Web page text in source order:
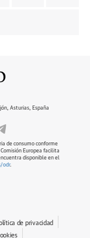
Asturias, España
de consumo conforme
Europea facilita
disponible en el
odr.
de privacidad